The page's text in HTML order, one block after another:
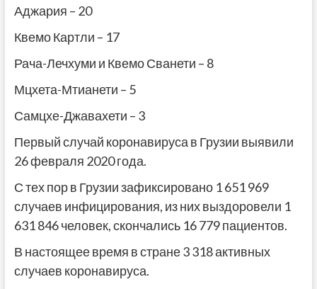
Аджария – 20
Квемо Картли – 17
Рача-Лечхуми и Квемо Сванети – 8
Мцхета-Мтианети – 5
Самцхе-Джавахети – 3
Первый случай коронавируса в Грузии выявили
26 февраля 2020 года.
С тех пор в Грузии зафиксировано 1 651 969
случаев инфицирования, из них выздоровели 1
631846 человек, скончались 16 779 пациентов.
В настоящее время в стране 3 318активных
случаев коронавируса.